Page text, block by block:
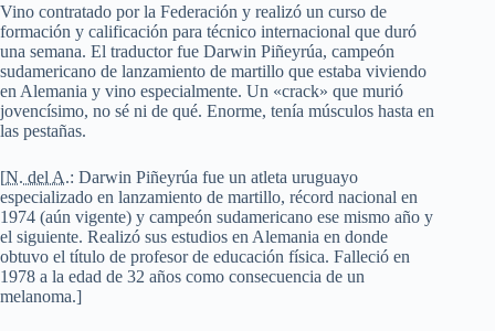
Vino contratado por la Federación y realizó un curso de
formación y calificación para técnico internacional que duró
una semana. El traductor fue Darwin Piñeyrúa, campeón
sudamericano de lanzamiento de martillo que estaba viviendo
en Alemania y vino especialmente. Un «crack» que murió
jovencísimo, no sé ni de qué. Enorme, tenía músculos hasta en
las pestañas.
[N. del A.: Darwin Piñeyrúa fue un atleta uruguayo
especializado en lanzamiento de martillo, récord nacional en
1974 (aún vigente) y campeón sudamericano ese mismo año y
el siguiente. Realizó sus estudios en Alemania en donde
obtuvo el título de profesor de educación física. Falleció en
1978 a la edad de 32 años como consecuencia de un
melanoma.]